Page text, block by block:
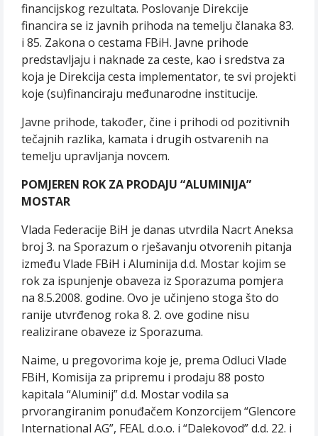
financijskog rezultata. Poslovanje Direkcije
financira se iz javnih prihoda na temelju članaka 83.
i 85. Zakona o cestama FBiH. Javne prihode
predstavljaju i naknade za ceste, kao i sredstva za
koja je Direkcija cesta implementator, te svi projekti
koje (su)financiraju međunarodne institucije.
Javne prihode, također, čine i prihodi od pozitivnih
tečajnih razlika, kamata i drugih ostvarenih na
temelju upravljanja novcem.
POMJEREN ROK ZA PRODAJU “ALUMINIJA”
MOSTAR
Vlada Federacije BiH je danas utvrdila Nacrt Aneksa
broj 3. na Sporazum o rješavanju otvorenih pitanja
između Vlade FBiH i Aluminija d.d. Mostar kojim se
rok za ispunjenje obaveza iz Sporazuma pomjera
na 8.5.2008. godine. Ovo je učinjeno stoga što do
ranije utvrđenog roka 8. 2. ove godine nisu
realizirane obaveze iz Sporazuma.
Naime, u pregovorima koje je, prema Odluci Vlade
FBiH, Komisija za pripremu i prodaju 88 posto
kapitala “Aluminij” d.d. Mostar vodila sa
prvorangiranim ponuđačem Konzorcijem “Glencore
International AG”, FEAL d.o.o. i “Dalekovod” d.d. 22. i